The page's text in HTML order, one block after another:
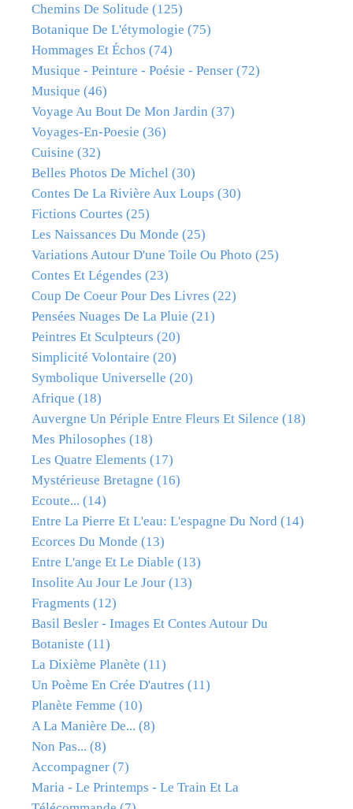
Chemins De Solitude (125)
Botanique De L'étymologie (75)
Hommages Et Échos (74)
Musique - Peinture - Poésie - Penser (72)
Musique (46)
Voyage Au Bout De Mon Jardin (37)
Voyages-En-Poesie (36)
Cuisine (32)
Belles Photos De Michel (30)
Contes De La Rivière Aux Loups (30)
Fictions Courtes (25)
Les Naissances Du Monde (25)
Variations Autour D'une Toile Ou Photo (25)
Contes Et Légendes (23)
Coup De Coeur Pour Des Livres (22)
Pensées Nuages De La Pluie (21)
Peintres Et Sculpteurs (20)
Simplicité Volontaire (20)
Symbolique Universelle (20)
Afrique (18)
Auvergne Un Périple Entre Fleurs Et Silence (18)
Mes Philosophes (18)
Les Quatre Elements (17)
Mystérieuse Bretagne (16)
Ecoute... (14)
Entre La Pierre Et L'eau: L'espagne Du Nord (14)
Ecorces Du Monde (13)
Entre L'ange Et Le Diable (13)
Insolite Au Jour Le Jour (13)
Fragments (12)
Basil Besler - Images Et Contes Autour Du
Botaniste (11)
La Dixième Planète (11)
Un Poème En Crée D'autres (11)
Planète Femme (10)
A La Manière De... (8)
Non Pas... (8)
Accompagner (7)
Maria - Le Printemps - Le Train Et La